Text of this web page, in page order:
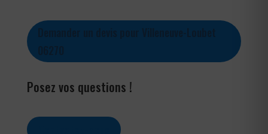
Posez vos questions !